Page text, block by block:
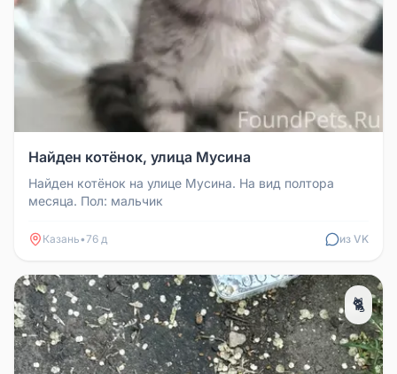
Найден котёнок, улица Мусина
Найден котёнок на улице Мусина. На вид полтора
месяца. Пол: мальчик
Казань•76 д из VK
🐈